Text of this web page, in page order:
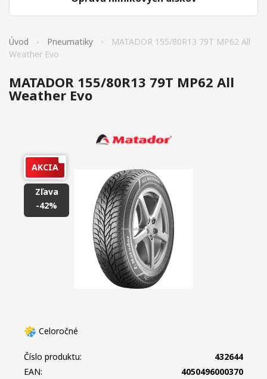
Úvod Pneumatiky
MATADOR 155/80R13 79T MP62 All
Weather Evo
MATADOR 155/80R13 79T MP62 All
Weather Evo
AKCIA
Zľava
-42%
Celoročné
Číslo produktu:
432644
EAN:
4050496000370